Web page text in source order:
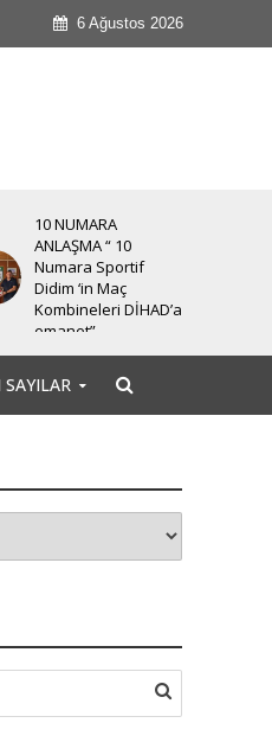
6 Ağustos 2026
10 NUMARA
ANLAŞMA “ 10
Numara Sportif
Didim ‘in Maç
Kombineleri DİHAD’a
emanet”